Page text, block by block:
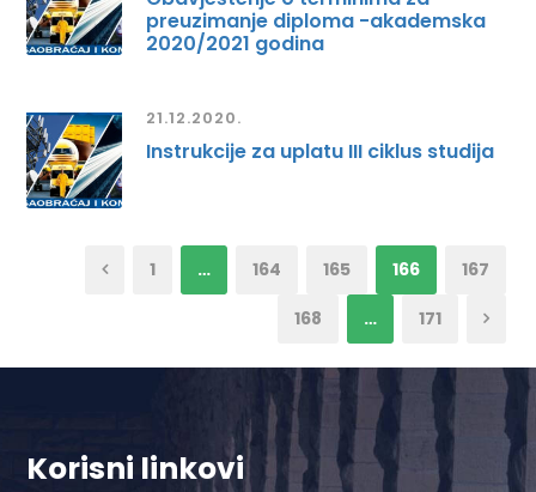
preuzimanje diploma -akademska
2020/2021 godina
21.12.2020.
Instrukcije za uplatu III ciklus studija
1 … 164 165 166 167
168 … 171
Korisni linkovi